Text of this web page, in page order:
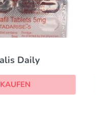
Cialis
KAUFEN